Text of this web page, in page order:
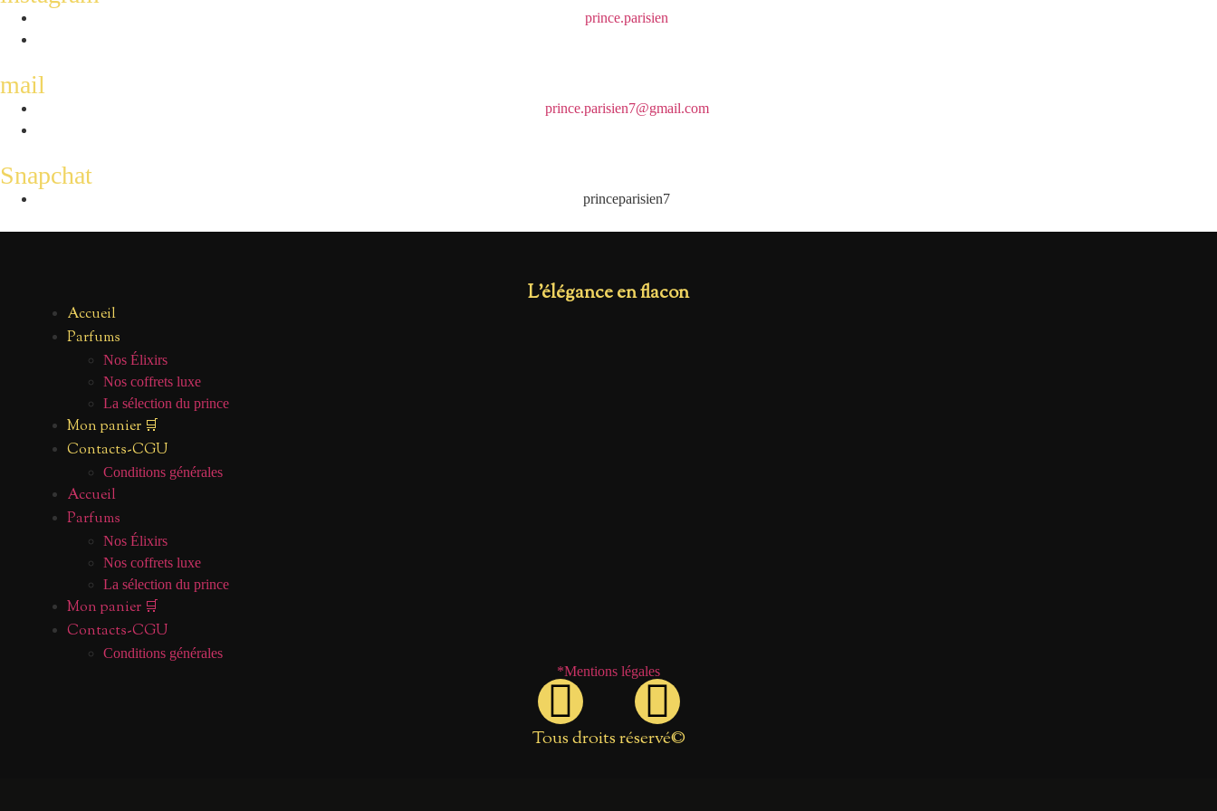
prince.parisien
mail
prince.parisien7@gmail.com
Snapchat
princeparisien7
L'élégance en flacon
Accueil
Parfums
Nos Élixirs
Nos coffrets luxe
La sélection du prince
Mon panier 🛒
Contacts-CGU
Conditions générales
Accueil
Parfums
Nos Élixirs
Nos coffrets luxe
La sélection du prince
Mon panier 🛒
Contacts-CGU
Conditions générales
*Mentions légales
Tous droits réservé©